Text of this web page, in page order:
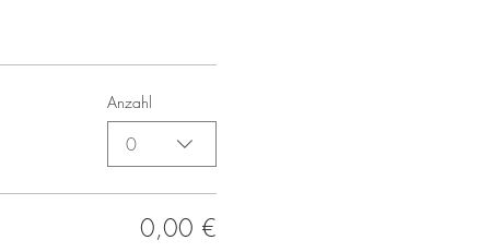
Anzahl
0
0,00 €